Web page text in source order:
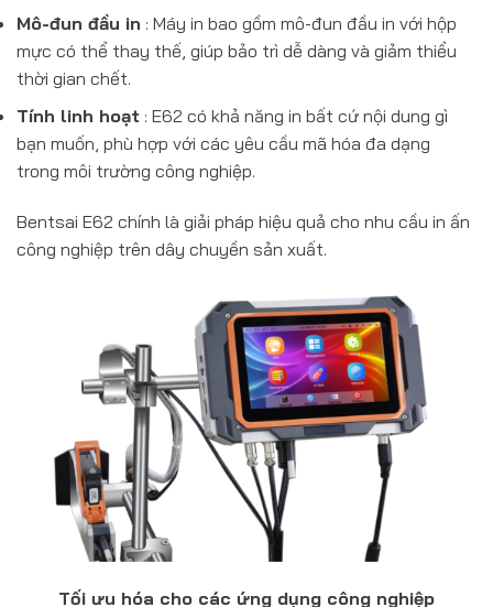
Mô-đun đầu in : Máy in bao gồm mô-đun đầu in với hộp
mực có thể thay thế, giúp bảo trì dễ dàng và giảm thiểu
thời gian chết.
Tính linh hoạt : E62 có khả năng in bất cứ nội dung gì
bạn muốn, phù hợp với các yêu cầu mã hóa đa dạng
trong môi trường công nghiệp.
Bentsai E62 chính là giải pháp hiệu quả cho nhu cầu in ấn
công nghiệp trên dây chuyền sản xuất.
Tối ưu hóa cho các ứng dụng công nghiệp